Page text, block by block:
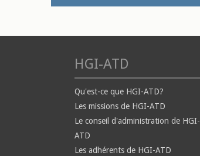
HGI-ATD
Qu'est-ce que HGI-ATD?
Les missions de HGI-ATD
Le conseil d'administration de HGI-
ATD
Les adhérents de HGI-ATD